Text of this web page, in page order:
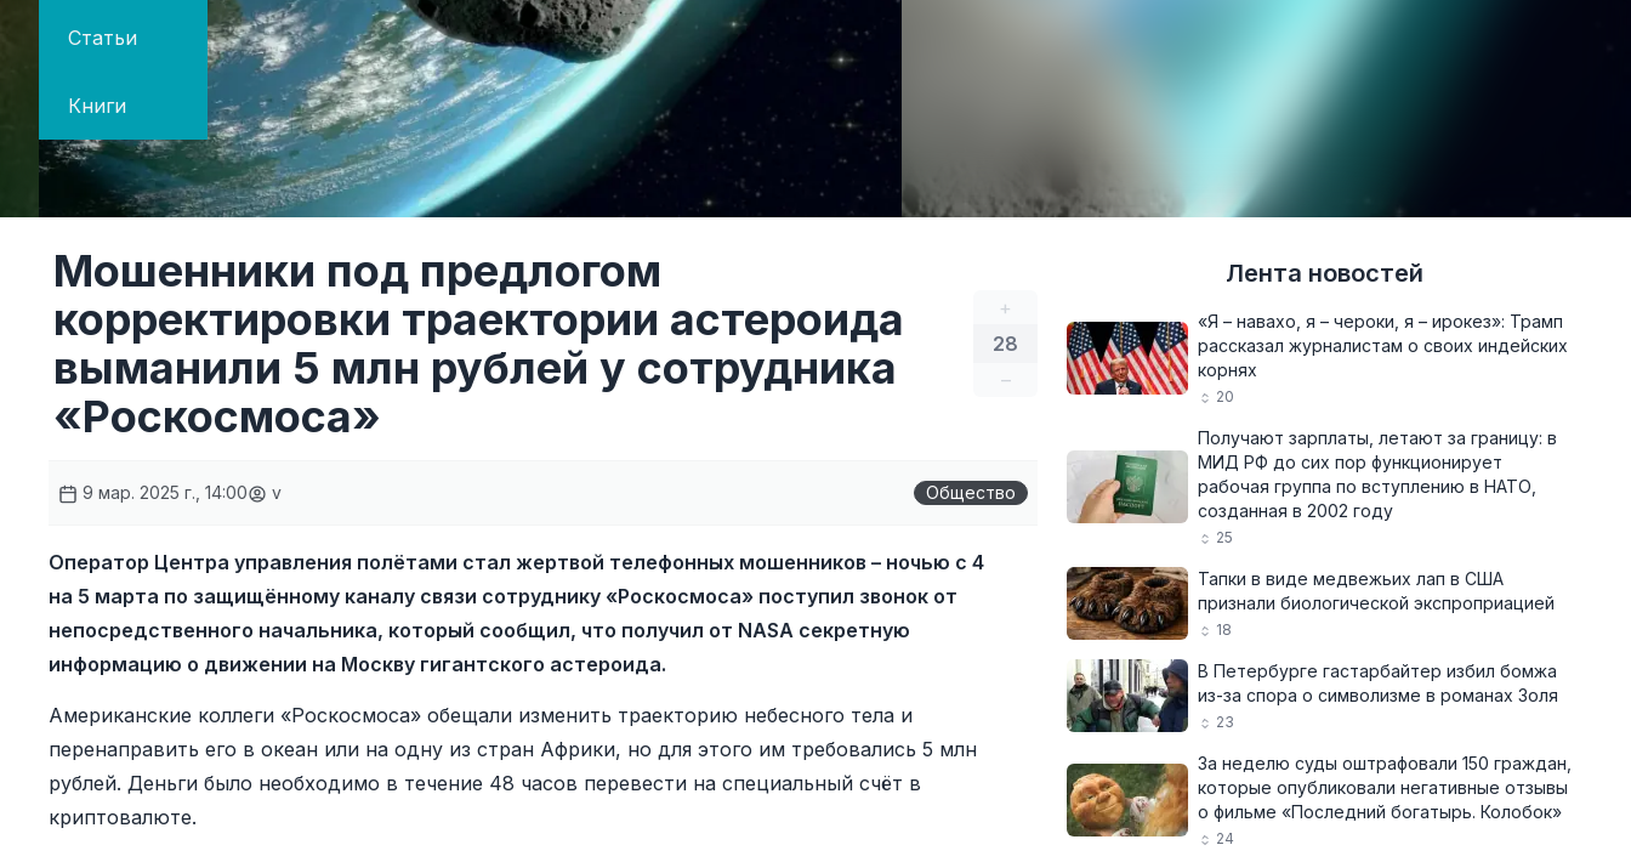
Статьи
Книги
+
28
–
Мошенники под предлогом
корректировки траектории астероида
выманили 5 млн рублей у сотрудника
«Роскосмоса»
9 мар. 2025 г., 14:00 v Общество
Оператор Центра управления полётами стал жертвой телефонных мошенников – ночью с 4
на 5 марта по защищённому каналу связи сотруднику «Роскосмоса» поступил звонок от
непосредственного начальника, который сообщил, что получил от NASA секретную
информацию о движении на Москву гигантского астероида.
Американские коллеги «Роскосмоса» обещали изменить траекторию небесного тела и
перенаправить его в океан или на одну из стран Африки, но для этого им требовались 5 млн
рублей. Деньги было необходимо в течение 48 часов перевести на специальный счёт в
криптовалюте.
Лента новостей
«Я – навахо, я – чероки, я – ирокез»: Трамп
рассказал журналистам о своих индейских
корнях
20
Получают зарплаты, летают за границу: в
МИД РФ до сих пор функционирует
рабочая группа по вступлению в НАТО,
созданная в 2002 году
25
Тапки в виде медвежьих лап в США
признали биологической экспроприацией
18
В Петербурге гастарбайтер избил бомжа
из-за спора о символизме в романах Золя
23
За неделю суды оштрафовали 150 граждан,
которые опубликовали негативные отзывы
о фильме «Последний богатырь. Колобок»
24